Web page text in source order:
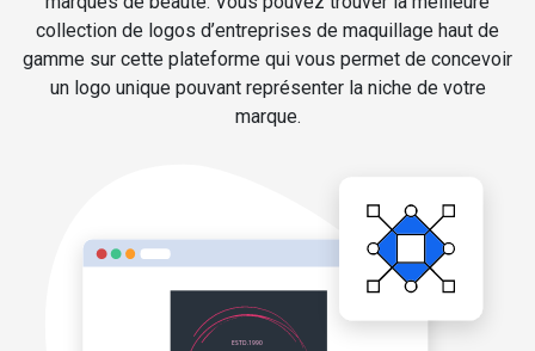
collection de logos d’entreprises de maquillage haut de
gamme sur cette plateforme qui vous permet de concevoir
un logo unique pouvant représenter la niche de votre
marque.